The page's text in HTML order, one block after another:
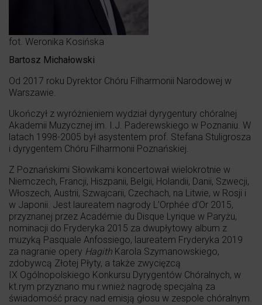
fot. Weronika Kosińska
Bartosz Michałowski
Od 2017 roku Dyrektor Chóru Filharmonii Narodowej w
Warszawie.
Ukończył z wyróżnieniem wydział dyrygentury chóralnej
Akademii Muzycznej im. I.J. Paderewskiego w Poznaniu. W
latach 1998-2005 był asystentem prof. Stefana Stuligrosza
i dyrygentem Chóru Filharmonii Poznańskiej.
Z Poznańskimi Słowikami koncertował wielokrotnie w
Niemczech, Francji, Hiszpanii, Belgii, Holandii, Danii, Szwecji,
Włoszech, Austrii, Szwajcarii, Czechach, na Litwie, w Rosji i
w Japonii. Jest laureatem nagrody L’Orphée d’Or 2015,
przyznanej przez Académie du Disque Lyrique w Paryżu,
nominacji do Fryderyka 2015 za dwupłytowy album z
muzyką Pasquale Anfossiego, laureatem Fryderyka 2019
za nagranie opery Hagith Karola Szymanowskiego,
zdobywcą Złotej Płyty, a także zwycięzcą
IX Ogólnopolskiego Konkursu Dyrygentów Chóralnych, w
kt.rym przyznano mu r.wnież nagrodę specjalną za
świadomość pracy nad emisją głosu w zespole chóralnym.